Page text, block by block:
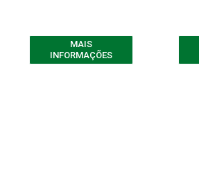
MAIS
INFORMAÇÕES